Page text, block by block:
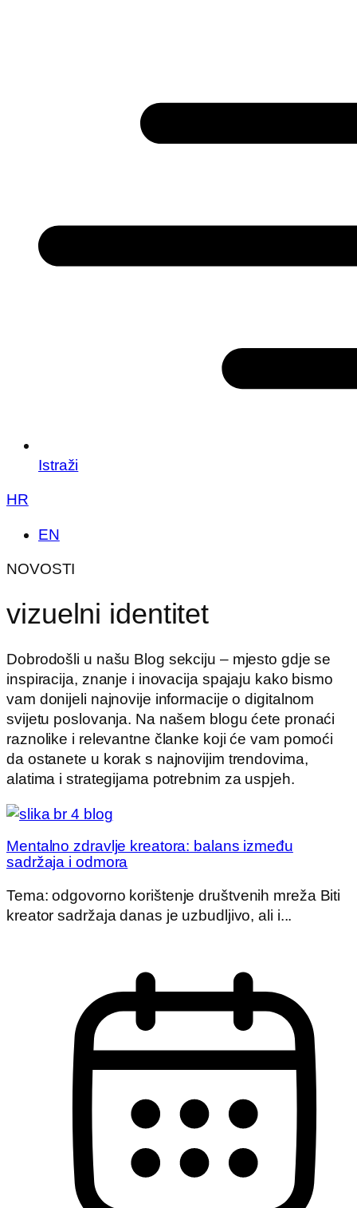
Istraži
HR
EN
NOVOSTI
vizuelni identitet
Dobrodošli u našu Blog sekciju – mjesto gdje se
inspiracija, znanje i inovacija spajaju kako bismo
vam donijeli najnovije informacije o digitalnom
svijetu poslovanja. Na našem blogu ćete pronaći
raznolike i relevantne članke koji će vam pomoći
da ostanete u korak s najnovijim trendovima,
alatima i strategijama potrebnim za uspjeh.
Mentalno zdravlje kreatora: balans između
sadržaja i odmora
Tema: odgovorno korištenje društvenih mreža Biti
kreator sadržaja danas je uzbudljivo, ali i...